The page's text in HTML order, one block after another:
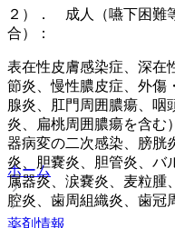
２）． 成人（嚥下困難
合）：
表在性皮膚感染症、深在
節炎、慢性膿皮症、外傷
腺炎、肛門周囲膿瘍、咽
炎、扁桃周囲膿瘍を含む
器病変の二次感染、膀胱
炎、胆嚢炎、胆管炎、バ
属器炎、涙嚢炎、麦粒腫
腔炎、歯周組織炎、歯冠
ホーム
薬剤情報